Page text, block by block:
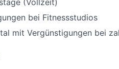
(Vollzeit)
bei Fitnessstudios
mit Vergünstigungen bei